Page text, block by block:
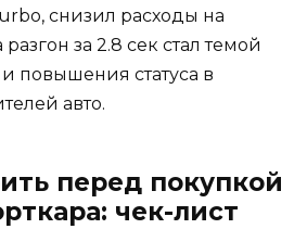
снизил расходы на
за 2.8 сек стал темой
повышения статуса в
авто.
перед покупкой
чек-лист